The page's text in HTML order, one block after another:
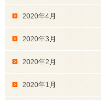
2020年4月
2020年3月
2020年2月
2020年1月